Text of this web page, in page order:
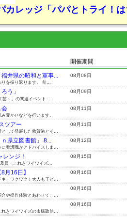
カレッジ「パパとトライ！
開催期間
井県の昭和と軍事... 08月08日
を振り返ります。 前...
う」 08月09日
～」の関連イベント...
会 08月11日
聞かせなどを行います。
ツアー 08月11日
して発展した敦賀港とそ...
県立図書館」 8... 08月12日
看護職がアドバイスしま...
ンジ！ 08月15日
員・これきワイワイズ...
月16日】 08月16日
！ワクワク！大人も子ど...
08月16日
や操作体験とあわせて、...
08月16日
きワイワイズの市橋政信...